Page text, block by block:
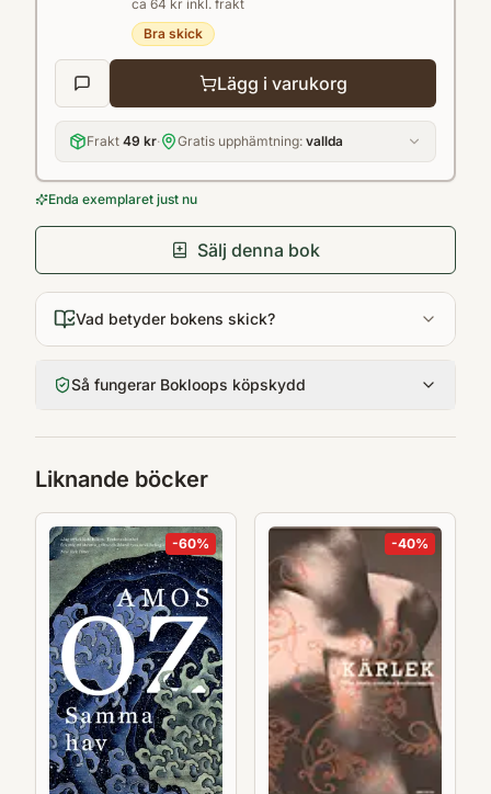
helvetet? Hur kan jag vara både helig och
syndig på samma gång? Brev från en
skeptiker hjälper oss att bättre förstå skälen
för och emot kristen tro.
ca 64 kr inkl. frakt
Bra skick
Lägg i varukorg
Frakt 49 kr· Gratis upphämtning: vallda
Enda exemplaret just nu
Sälj denna bok
Vad betyder bokens skick?
Så fungerar Bokloops köpskydd
Liknande böcker
-60% -40%